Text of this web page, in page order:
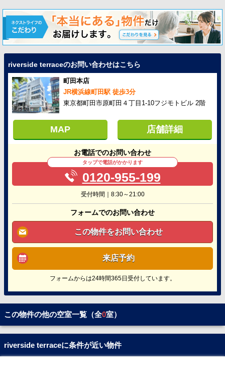
riverside terraceのお問い合わせはこちら
町田本店
JR横浜線町田駅 徒歩3分
東京都町田市原町田４丁目1-10フジモトビル 2階
MAP 店舗詳細
お電話でのお問い合わせ
タップで電話がかかります
0120-955-199
受付時間｜8:30～21:00
フォームでのお問い合わせ
この物件をお問い合わせ
来店予約
フォームからは24時間365日受付しています。
この物件の他の空室一覧（全0室）
riverside terraceに条件が近い物件